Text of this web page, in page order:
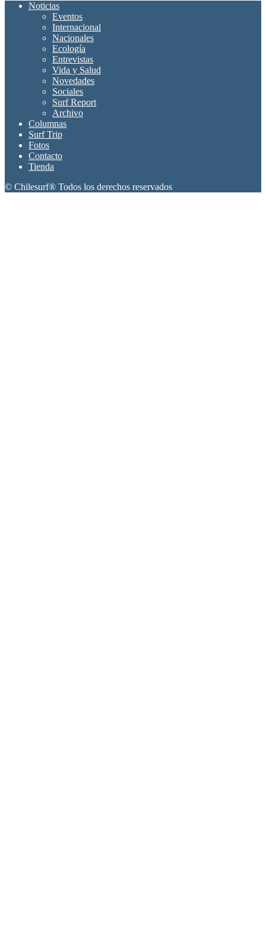
Noticias
Eventos
Internacional
Nacionales
Ecología
Entrevistas
Vida y Salud
Novedades
Sociales
Surf Report
Archivo
Columnas
Surf Trip
Fotos
Contacto
Tienda
© Chilesurf® Todos los derechos reservados